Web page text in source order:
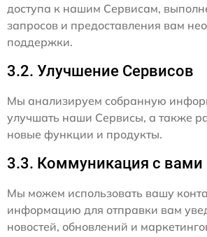
доступа к нашим Сервисам,
запросов и предоставления вам
поддержки.
3.2. Улучшение Сервисов
Мы анализируем собранную
улучшать наши Сервисы, а также
новые функции и продукты.
3.3. Коммуникация с вами
Мы можем использовать вашу
информацию для отправки вам
новостей, обновлений и